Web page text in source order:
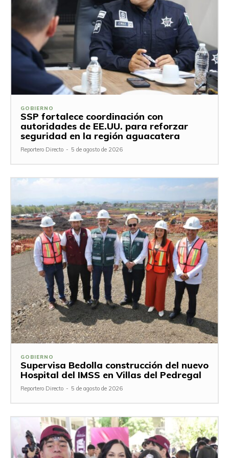
GOBIERNO
SSP fortalece coordinación con
autoridades de EE.UU. para reforzar
seguridad en la región aguacatera
Reportero Directo - 5 de agosto de 2026
GOBIERNO
Supervisa Bedolla construcción del nuevo
Hospital del IMSS en Villas del Pedregal
Reportero Directo - 5 de agosto de 2026